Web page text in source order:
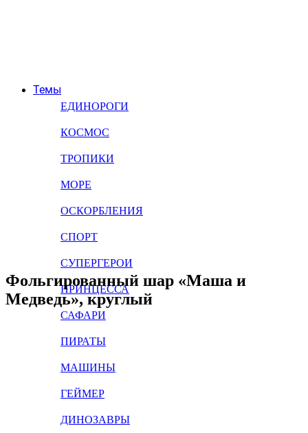
Темы
ЕДИНОРОГИ
КОСМОС
ТРОПИКИ
МОРЕ
ОСКОРБЛЕНИЯ
СПОРТ
СУПЕРГЕРОИ
ПРИНЦЕССА
САФАРИ
ПИРАТЫ
МАШИНЫ
ГЕЙМЕР
ДИНОЗАВРЫ
Фольгированный шар «Маша и
Медведь», круглый